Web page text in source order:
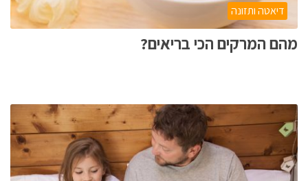
דיאטה ותזונה
מהם המרקים הכי בריאים?